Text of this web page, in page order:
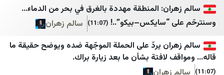
بلقيس
نافذة اليمن
وكالة خبر للأنباء
الجمهورية مصر
مصر 2030
صوت الأمة
المنطقة مهددة بالغرق في بحر من الدماء…
“سايكس–بيكو”..! (11:07)
سالم زهران
يردّ على الحملة الموجّهة ضده ويوضح حقيقة ما
لافتة بشأن ما بعد زيارة براك.